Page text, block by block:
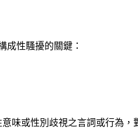
成性騷擾的關鍵：
味或性別歧視之言詞或行為